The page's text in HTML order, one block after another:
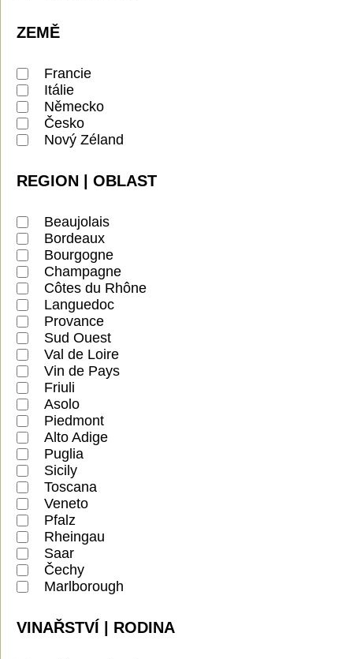
ZEMĚ
Francie
Itálie
Německo
Česko
Nový Zéland
REGION | OBLAST
Beaujolais
Bordeaux
Bourgogne
Champagne
Côtes du Rhône
Languedoc
Provance
Sud Ouest
Val de Loire
Vin de Pays
Friuli
Asolo
Piedmont
Alto Adige
Puglia
Sicily
Toscana
Veneto
Pfalz
Rheingau
Saar
Čechy
Marlborough
VINAŘSTVÍ | RODINA